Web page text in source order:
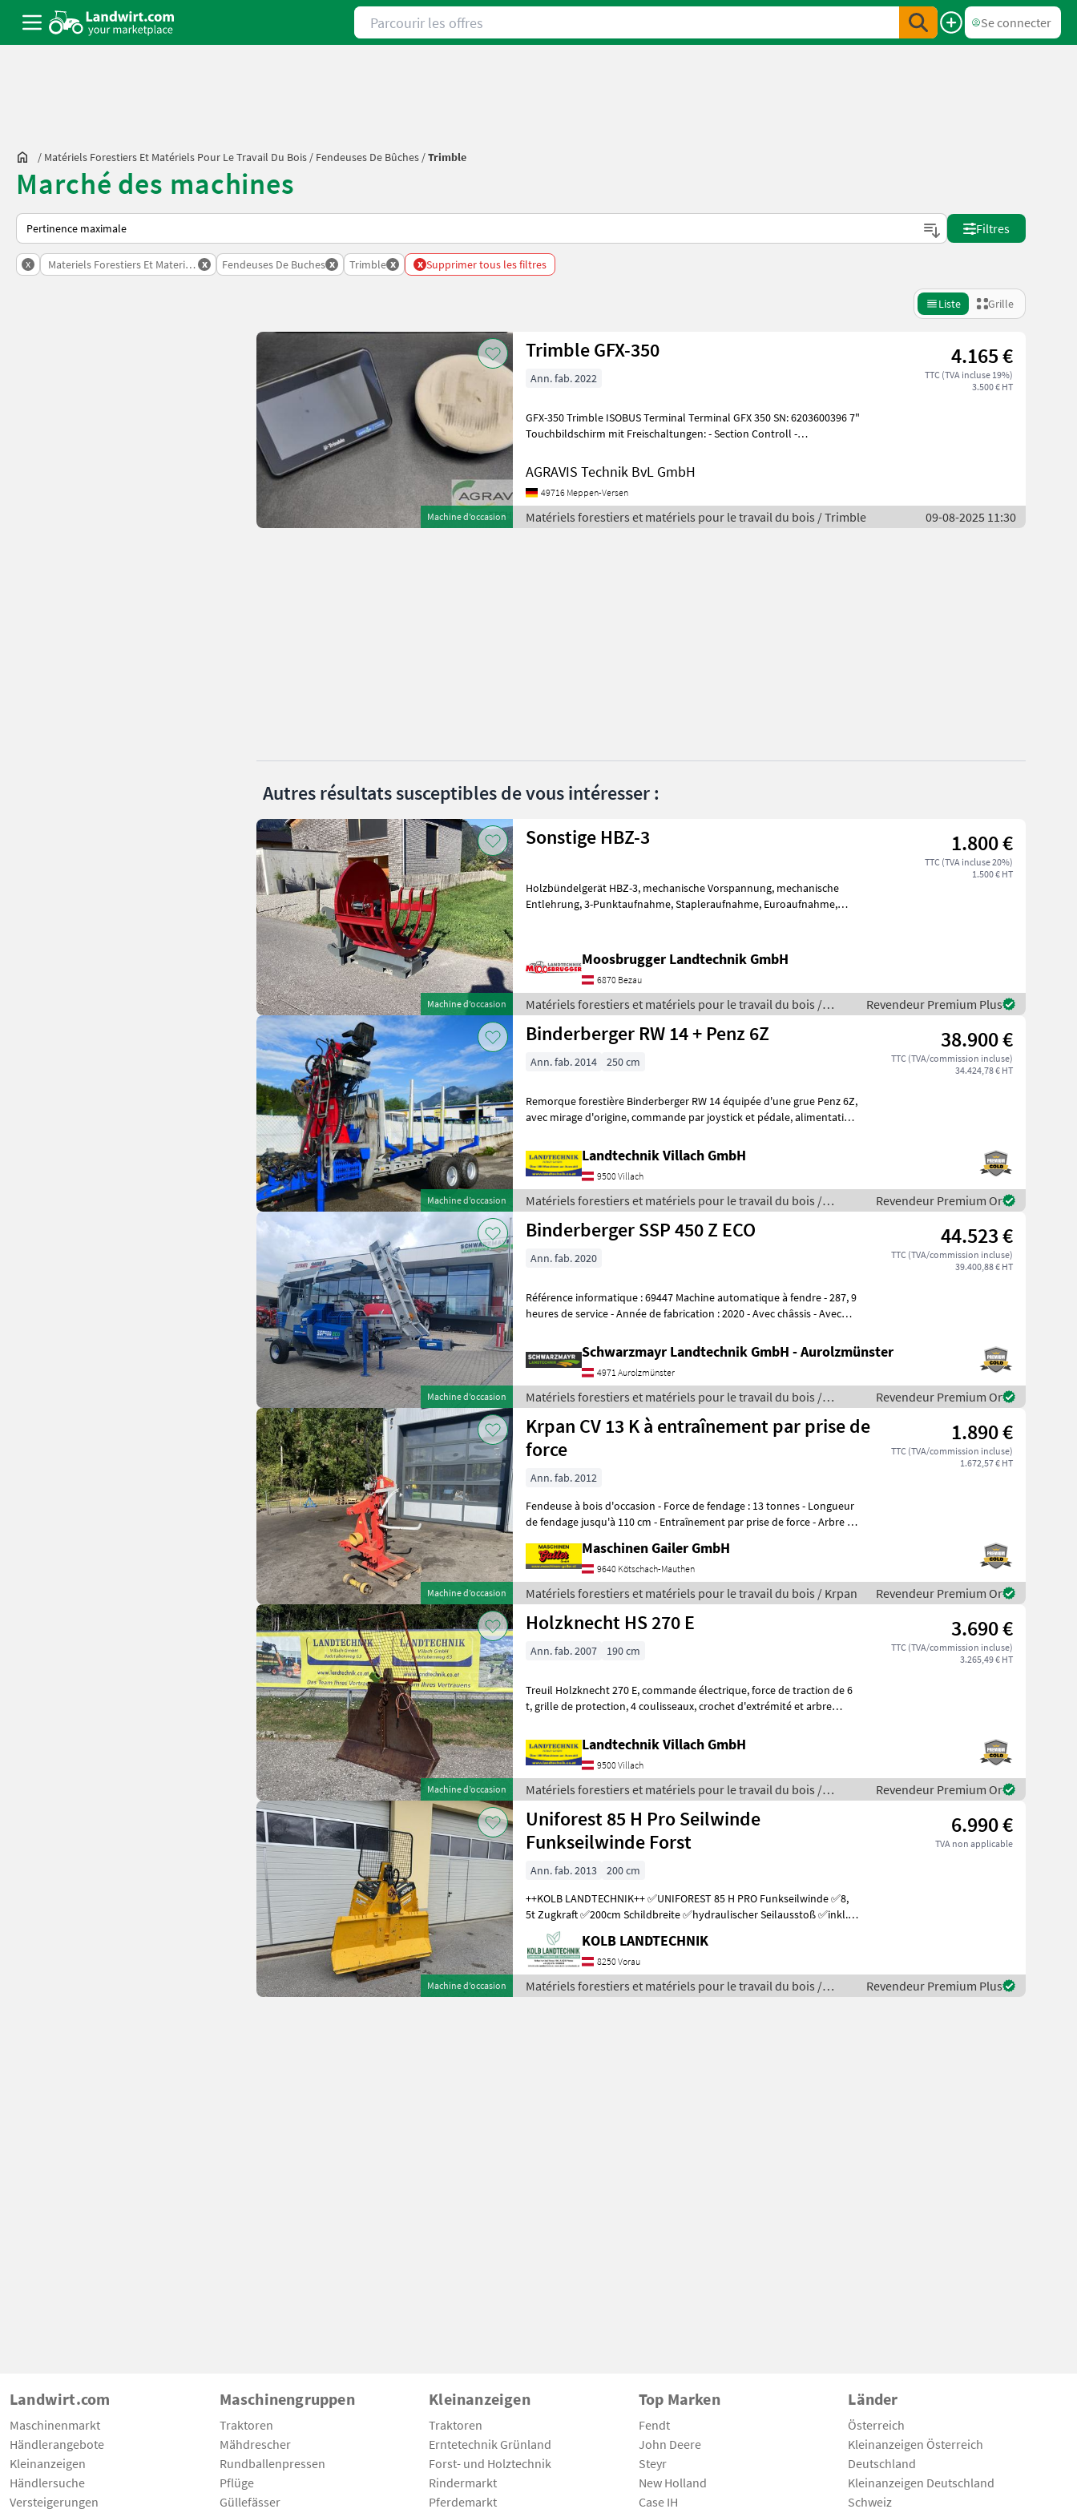
Parcourir les offres
Se connecter
/ Matériels Forestiers Et Matériels Pour Le Travail Du Bois / Fendeuses De Bûches /Trimble
Marché des machines
Voici comment les annonces sont triées sur Landwirt.com
Filtres
x Materiels Forestiers Et Materiels Pour Le Travail Du Bois
x Fendeuses De Buches x Trimble x x Supprimer tous les filtres
Liste Grille
Machine d’occasion
Trimble GFX-350 4.165 €
TTC (TVA incluse 19%)
3.500 € HT
Ann. fab. 2022
GFX-350 Trimble ISOBUS Terminal Terminal GFX 350 SN: 6203600396 7"
Touchbildschirm mit Freischaltungen: - Section Controll -
AGRAVIS Technik BvL GmbH
49716 Meppen-Versen
Matériels forestiers et matériels pour le travail du bois / Trimble 09-08-2025 11:30
Autres résultats susceptibles de vous intéresser :
Machine d’occasion
Sonstige HBZ-3 1.800 €
TTC (TVA incluse 20%)
1.500 € HT
Holzbündelgerät HBZ-3, mechanische Vorspannung, mechanische
Entlehrung, 3-Punktaufnahme, Stapleraufnahme, Euroaufnahme,
Moosbrugger Landtechnik GmbH
6870 Bezau
Matériels forestiers et matériels pour le travail du bois /
Sonstige
Revendeur Premium Plus
Machine d’occasion
Binderberger RW 14 + Penz 6Z 38.900 €
TTC (TVA/commission incluse)
34.424,78 € HT
Ann. fab. 2014 250 cm
Remorque forestière Binderberger RW 14 équipée d'une grue Penz 6Z,
avec mirage d'origine, commande par joystick et pédale, alimentation
Landtechnik Villach GmbH
9500 Villach
Matériels forestiers et matériels pour le travail du bois /
Binderberger
Revendeur Premium Or
Machine d’occasion
Binderberger SSP 450 Z ECO 44.523 €
TTC (TVA/commission incluse)
39.400,88 € HT
Ann. fab. 2020
Référence informatique : 69447 Machine automatique à fendre - 287, 9
heures de service - Année de fabrication : 2020 - Avec châssis - Avec
Schwarzmayr Landtechnik GmbH - Aurolzmünster
4971 Aurolzmünster
Matériels forestiers et matériels pour le travail du bois /
Binderberger
Revendeur Premium Or
Machine d’occasion
Krpan CV 13 K à entraînement par prise de
force
1.890 €
TTC (TVA/commission incluse)
1.672,57 € HT
Ann. fab. 2012
Fendeuse à bois d'occasion - Force de fendage : 13 tonnes - Longueur
de fendage jusqu'à 110 cm - Entraînement par prise de force - Arbre à
Maschinen Gailer GmbH
9640 Kötschach-Mauthen
Matériels forestiers et matériels pour le travail du bois / Krpan Revendeur Premium Or
Machine d’occasion
Holzknecht HS 270 E 3.690 €
TTC (TVA/commission incluse)
3.265,49 € HT
Ann. fab. 2007 190 cm
Treuil Holzknecht 270 E, commande électrique, force de traction de 6
t, grille de protection, 4 coulisseaux, crochet d'extrémité et arbre
Landtechnik Villach GmbH
9500 Villach
Matériels forestiers et matériels pour le travail du bois /
Holzknecht
Revendeur Premium Or
Machine d’occasion
Uniforest 85 H Pro Seilwinde
Funkseilwinde Forst
6.990 €
TVA non applicable
Ann. fab. 2013
200 cm
++KOLB LANDTECHNIK++ ✅UNIFOREST 85 H PRO Funkseilwinde ✅8,
5t Zugkraft ✅200cm Schildbreite ✅hydraulischer Seilausstoß ✅inkl.
TERRA Profi Funk - Ziehen / Kurzl
KOLB LANDTECHNIK
8250 Vorau
Matériels forestiers et matériels pour le travail du bois /
Uniforest
Revendeur Premium Plus
Landwirt.com
Maschinenmarkt
Händlerangebote
Kleinanzeigen
Händlersuche
Versteigerungen
Maschinengruppen
Traktoren
Mähdrescher
Rundballenpressen
Pflüge
Güllefässer
Kleinanzeigen
Traktoren
Erntetechnik Grünland
Forst- und Holztechnik
Rindermarkt
Pferdemarkt
Top Marken
Fendt
John Deere
Steyr
New Holland
Case IH
Länder
Österreich
Kleinanzeigen Österreich
Deutschland
Kleinanzeigen Deutschland
Schweiz